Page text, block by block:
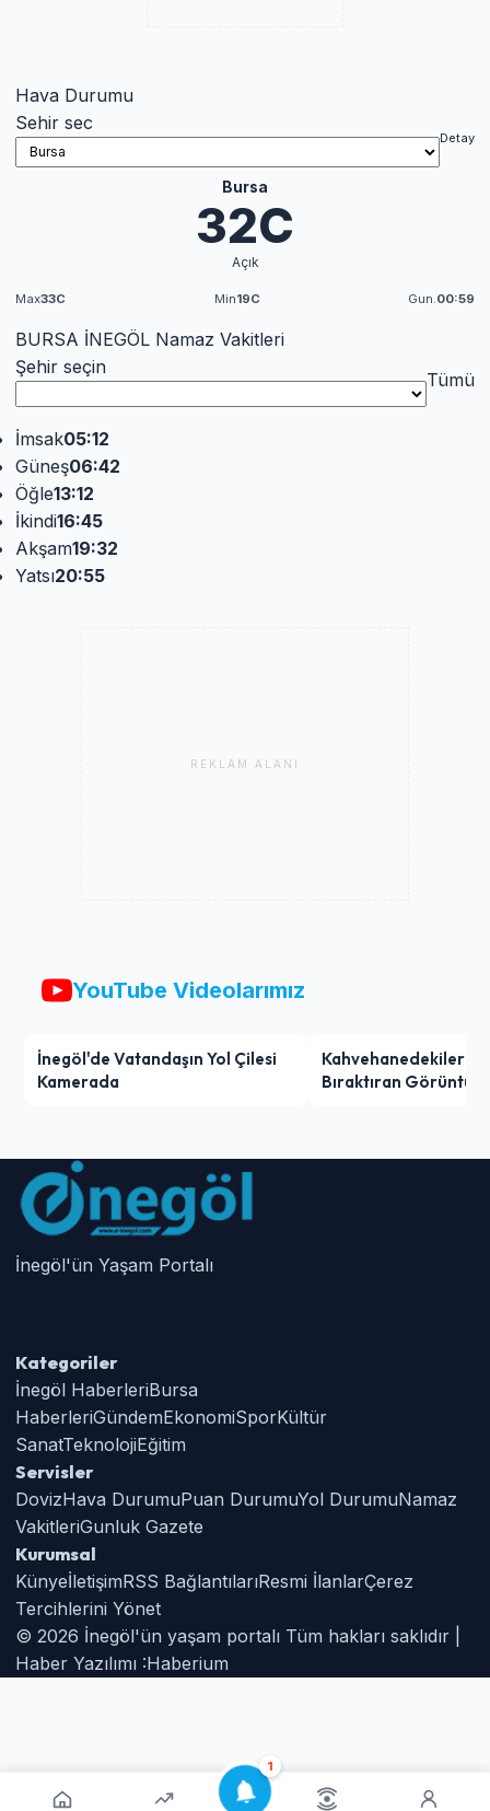
1
Hava Durumu
Sehir sec
Detay
Bursa
32C
Açık
Max33C Min19C Gun. 00:59
BURSA İNEGÖL Namaz Vakitleri
Şehir seçin
Tümü
İmsak05:12
Güneş06:42
Öğle13:12
İkindi16:45
Akşam19:32
Yatsı20:55
REKLAM ALANI
YouTube Videolarımız
İnegöl'de Vatandaşın Yol Çilesi
Kamerada
Kahvehanedekiler
Bıraktıran Görüntü!
İnegöl'ün Yaşam Portalı
Kategoriler
İnegöl HaberleriBursa
HaberleriGündemEkonomiSporKültür
SanatTeknolojiEğitim
Servisler
DovizHava DurumuPuan DurumuYol DurumuNamaz
VakitleriGunluk Gazete
Kurumsal
KünyeİletişimRSS BağlantılarıResmi İlanlarÇerez
Tercihlerini Yönet
© 2026 İnegöl'ün yaşam portalı Tüm hakları saklıdır |
Haber Yazılımı :Haberium